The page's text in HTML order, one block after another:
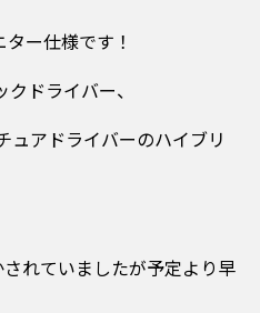
ー仕様です！
ドライバー、
ュアドライバーのハイブリ
れていましたが予定より早